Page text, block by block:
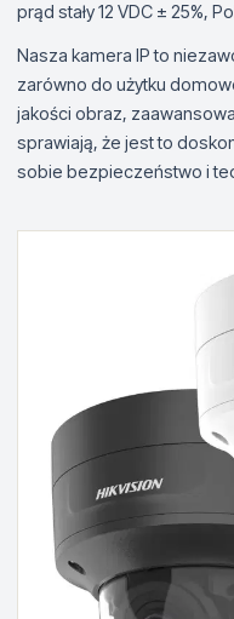
prąd stały 12 VDC ± 25%,
Nasza kamera IP to
zarówno do użytku
jakości obraz,
sprawiają, że jest to
sobie bezpieczeństwo i